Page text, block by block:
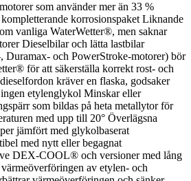
som använder mer än 33 %
korrosionspaket Liknande
vanliga WaterWetter®, men saknar
Dieselbilar och lätta lastbilar
Duramax- och PowerStroke-motorer) bör
för att säkerställa korrekt rost- och
kräver en flaska, godsaker
etylenglykol Minskar eller
som bildas på heta metallytor för
med upp till 20° Överlägsna
jämfört med glykolbaserat
med nytt eller begagnat
DEX-COOL® och versioner med lång
av etylen- och